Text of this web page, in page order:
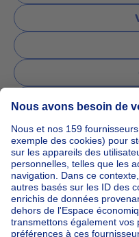
Poser
Accueil
Agences
Prestige